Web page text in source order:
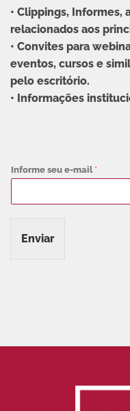
• Clippings, Informes,
relacionados aos
• Convites para
eventos, cursos e
pelo escritório.
• Informações
Informe seu e-mail *
Enviar